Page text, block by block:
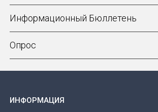
Информационный Бюллетень
Опрос
ИНФОРМАЦИЯ